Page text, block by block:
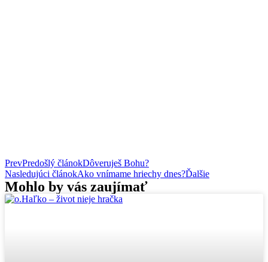
PrevPredošlý článokDôveruješ Bohu?
Nasledujúci článokAko vnímame hriechy dnes?Ďalšie
Mohlo by vás zaujímať